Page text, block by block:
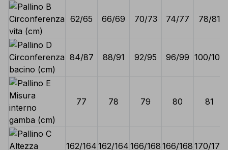
Circonferenza
vita (cm)
62/65 66/69 70/73 74/77 78/81
Circonferenza
bacino (cm)
84/87 88/91 92/95 96/99 100/103
Misura
interno
gamba (cm)
77 78 79 80 81
Altezza
162/164 162/164 166/168 166/168 170/172